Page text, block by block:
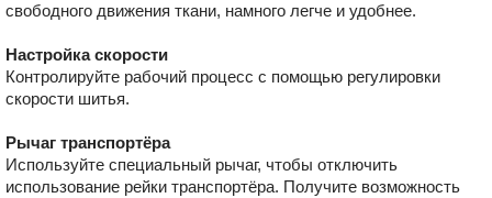
свободного движения ткани, намного легче и удобнее.
Настройка скорости
Контролируйте рабочий процесс с помощью регулировки
скорости шитья.
Рычаг транспортёра
Используйте специальный рычаг, чтобы отключить
использование рейки транспортёра. Получите возможность